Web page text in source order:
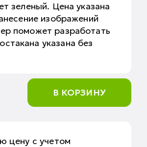
зеленый. Цена указана
изображений
поможет разработать
указана без
В КОРЗИНУ
цену с учетом